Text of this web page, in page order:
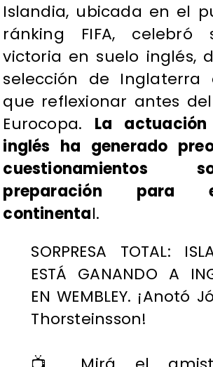
Islandia, ubicada en el
ránking FIFA, celebró
victoria en suelo inglés,
selección de Inglaterra
que reflexionar antes
Eurocopa. La
inglés ha generado
cuestionamientos
preparación para
continental.
SORPRESA TOTAL:
ESTÁ GANANDO A
EN WEMBLEY. ¡Anotó
Thorsteinsson!